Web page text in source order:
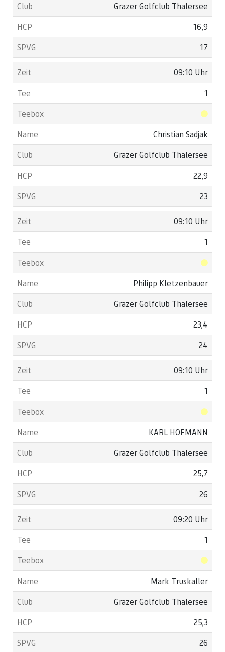
Grazer Golfclub Thalersee
16,9
17
09:10 Uhr
1
Christian Sadjak
Grazer Golfclub Thalersee
22,9
23
09:10 Uhr
1
Philipp Kletzenbauer
Grazer Golfclub Thalersee
23,4
24
09:10 Uhr
1
KARL HOFMANN
Grazer Golfclub Thalersee
25,7
26
09:20 Uhr
1
Mark Truskaller
Grazer Golfclub Thalersee
25,3
26